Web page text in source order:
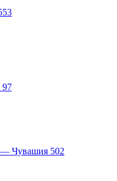
97
— Чувашия 502